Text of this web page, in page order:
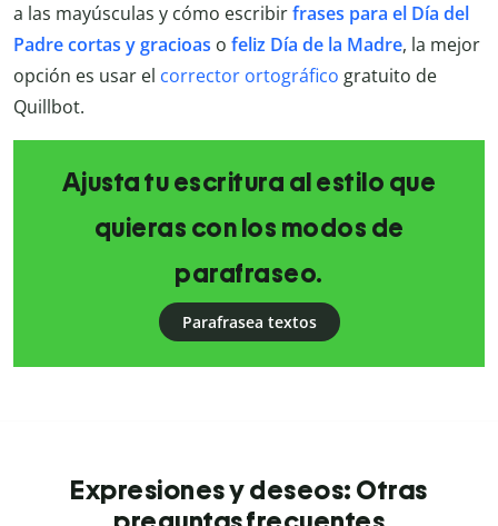
a las mayúsculas y cómo escribirfrases para el Día del
Padre cortas y gracioas o feliz Día de la Madre, la mejor
opción es usar el corrector ortográfico gratuito de
Quillbot.
Ajusta tu escritura al estilo que
quieras con los modos de
parafraseo.
Parafrasea textos
Expresiones y deseos: Otras